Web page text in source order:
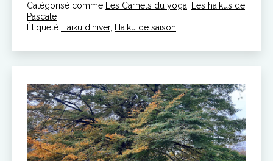
l’hiver
Catégorisé comme Les Carnets du yoga, Les haïkus de
Pascale
Étiqueté Haïku d’hiver, Haïku de saison